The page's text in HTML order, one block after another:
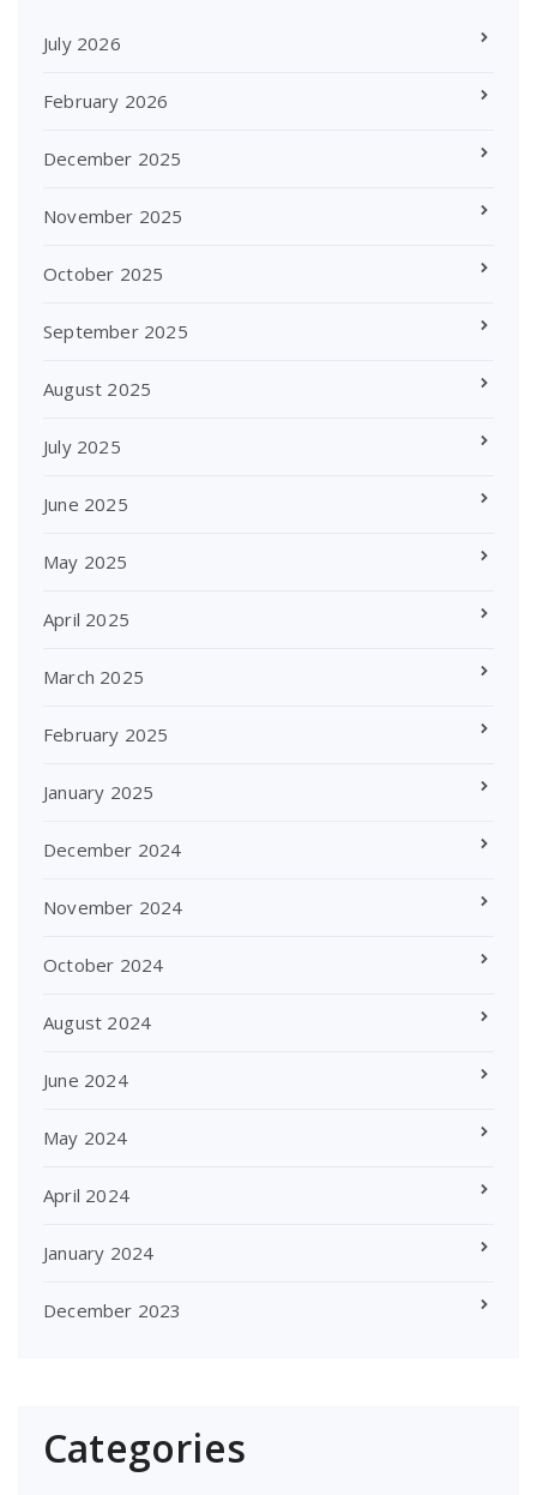
July 2026
February 2026
December 2025
November 2025
October 2025
September 2025
August 2025
July 2025
June 2025
May 2025
April 2025
March 2025
February 2025
January 2025
December 2024
November 2024
October 2024
August 2024
June 2024
May 2024
April 2024
January 2024
December 2023
Categories